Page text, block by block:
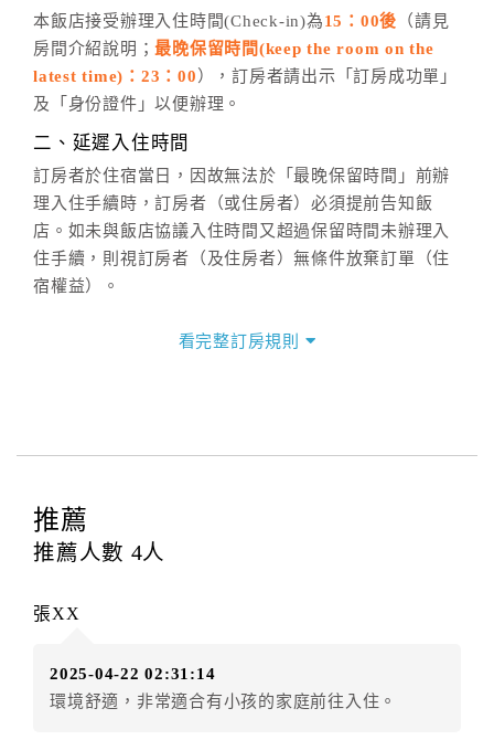
五、客服時間
週一至週日，上午9:00～晚上6:00
六、聯絡方式
(07)9682715 。
本飯店接受辦理入住時間(Check-in)為15：00後 （請見
房間介紹說明；最晚保留時間(keep the room on the
latest time)：23：00 ），訂房者請出示「訂房成功單」
及「身份證件」以便辦理。
二、延遲入住時間
訂房者於住宿當日，因故無法於「最晚保留時間」前辦
理入住手續時，訂房者（或住房者）必須提前告知飯
店。如未與飯店協議入住時間又超過保留時間未辦理入
住手續，則視訂房者（及住房者）無條件放棄訂單（住
宿權益）。
四、訂單異動
提出申辦不得異動訂單。
每筆訂單異動限定
辦理取消退款。
房者應補足差額。（限原訂飯店）
房者不得要求退其差額。（限原訂飯店）
看完整訂房規則
推薦
推薦人數 4人
張XX
2025-04-22 02:31:14
環境舒適，非常適合有小孩的家庭前往入住。